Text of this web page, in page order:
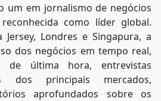
um em jornalismo de negócios
como líder global.
Jersey, Londres e Singapura, a
dos negócios em tempo real,
de última hora, entrevistas
dos principais mercados,
aprofundados sobre os